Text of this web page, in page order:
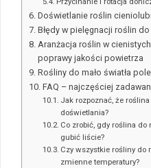
Doświetlanie roślin
Błędy w pielęgnacji roślin do
Aranżacja roślin w
poprawy jakości powietrza
Rośliny do mało światła
FAQ – najczęściej
Jak rozpoznać, że
doświetlania?
Co zrobić, gdy roślina do
gubić liście?
Czy wszystkie rośliny do
zmienne temperatury?